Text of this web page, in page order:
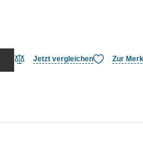
Jetzt vergleichen Zur